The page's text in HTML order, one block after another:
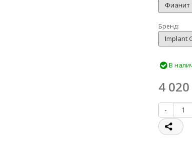
Фианит
Бренд:
Implant
В
4 020
-